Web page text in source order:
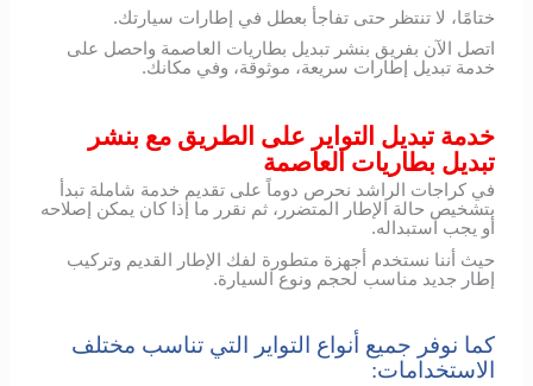
ختامًا، لا تنتظر حتى تفاجأ بعطل في إطارات سيارتك.
اتصل الآن بفريق بنشر تبديل بطاريات العاصمة واحصل على
خدمة تبديل إطارات سريعة، موثوقة، وفي مكانك.
خدمة تبديل التواير على الطريق مع بنشر
تبديل بطاريات العاصمة
في كراجات الراشد نحرص دوماً على تقديم خدمة شاملة تبدأ
بتشخيص حالة الإطار المتضرر، ثم نقرر ما إذا كان يمكن إصلاحه
أو يجب استبداله.
حيث أننا نستخدم أجهزة متطورة لفك الإطار القديم وتركيب
إطار جديد مناسب لحجم ونوع السيارة.
كما نوفر جميع أنواع التواير التي تناسب مختلف
الاستخدامات: